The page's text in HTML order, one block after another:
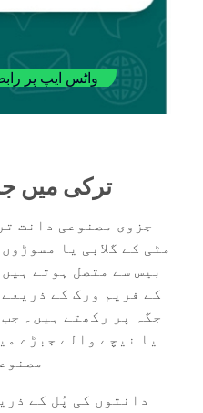
واٹس ایپ پر
ترکی میں
جزوی مصنوعی دانت
مٹی کے گلابی یا
بیس سے متصل ہوتے
کے فریم ورک کے
جگہ پر رکھتے ہیں۔
یا نیچے والے جبڑے
دانتوں کی پُل کے